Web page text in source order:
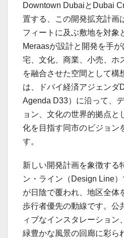
Downtown DubaiとDubai
置する、この開発拡充計画
フィートに及ぶ敷地を対象
Meraasが設計と開発を手
宅、文化、商業、小売、ホ
を融合させた空間として構
は、ドバイ経済アジェンダ
Agenda D33）に沿って、
ョン、文化の世界的拠点と
化を目指す同市のビジョン
す。
新しい開発計画を象徴する
ン・ライン（Design Line
が日陰で覆われ、地区全体
歩行者優先の動線です。公
ィブなインスタレーション
緑豊かな風景の回廊に彩ら